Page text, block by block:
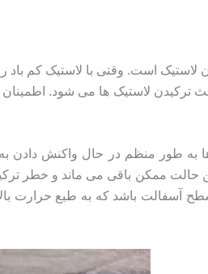
لاستیک است. وقتی با لاستیک کم باد
ترکیدن لاستیک ها می شود.
به طور منظم در حال واکنش دادن
حالت ممکن باقی می ماند و خطر
آسفالت باشد که به طبع حرارت